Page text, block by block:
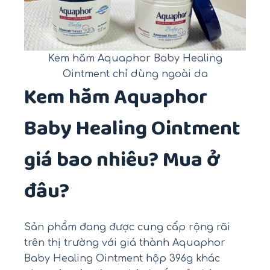
Kem hăm Aquaphor Baby Healing
Ointment chỉ dùng ngoài da
Kem hăm Aquaphor
Baby Healing Ointment
giá bao nhiêu? Mua ở
đâu?
Sản phẩm đang được cung cấp rộng rãi
trên thị trường với giá thành Aquaphor
Baby Healing Ointment hộp 396g khác